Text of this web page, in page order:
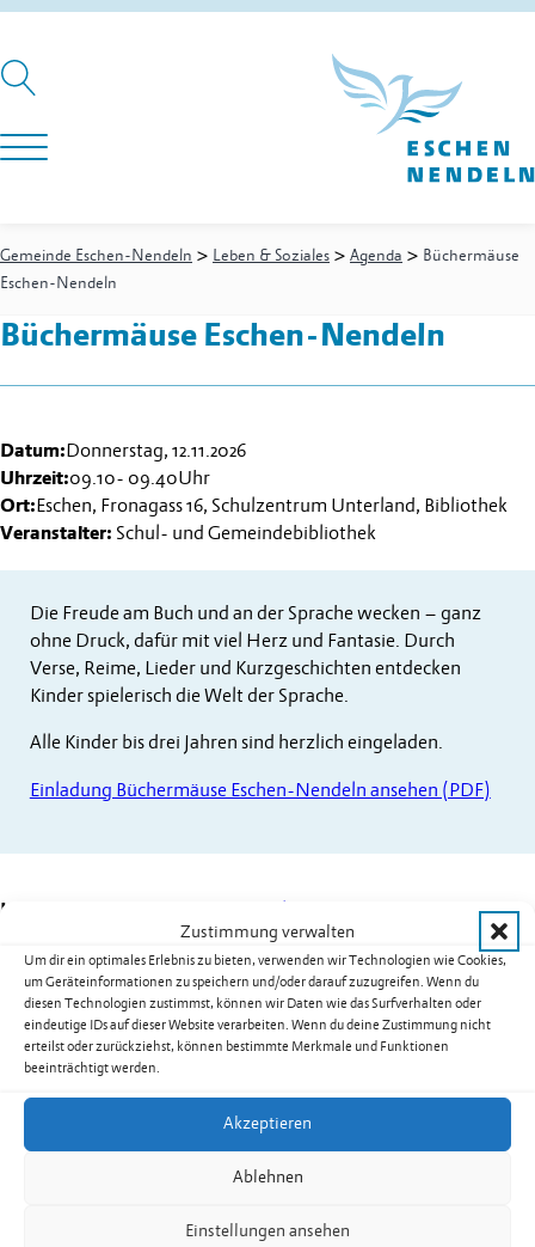
Zustimmung verwalten
Um dir ein optimales Erlebnis zu bieten, verwenden wir Technologien wie Cookies,
um Geräteinformationen zu speichern und/oder darauf zuzugreifen. Wenn du
diesen Technologien zustimmst, können wir Daten wie das Surfverhalten oder
eindeutige IDs auf dieser Website verarbeiten. Wenn du deine Zustimmung nicht
erteilst oder zurückziehst, können bestimmte Merkmale und Funktionen
beeinträchtigt werden.
Akzeptieren
Ablehnen
Einstellungen ansehen
Gemeinde Eschen-Nendeln > Leben & Soziales > Agenda > Büchermäuse
Eschen-Nendeln
Büchermäuse Eschen-Nendeln
Datum:Donnerstag, 12.11.2026
Uhrzeit:09.10- 09.40Uhr
Ort:Eschen, Fronagass 16, Schulzentrum Unterland, Bibliothek
Veranstalter: Schul- und Gemeindebibliothek
Die Freude am Buch und an der Sprache wecken – ganz
ohne Druck, dafür mit viel Herz und Fantasie. Durch
Verse, Reime, Lieder und Kurzgeschichten entdecken
Kinder spielerisch die Welt der Sprache.
Alle Kinder bis drei Jahren sind herzlich eingeladen.
Einladung Büchermäuse Eschen-Nendeln ansehen (PDF)
Kategorien:
Weitere Termine
Kurs 08B02: Yoga für Männer in
Datum:17.08.2026